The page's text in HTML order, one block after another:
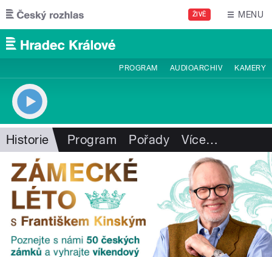
Přejít k hlavnímu obsahu
ŽIVĚ MENU
PROGRAM AUDIOARCHIV KAMERY
Historie Program Pořady Více…